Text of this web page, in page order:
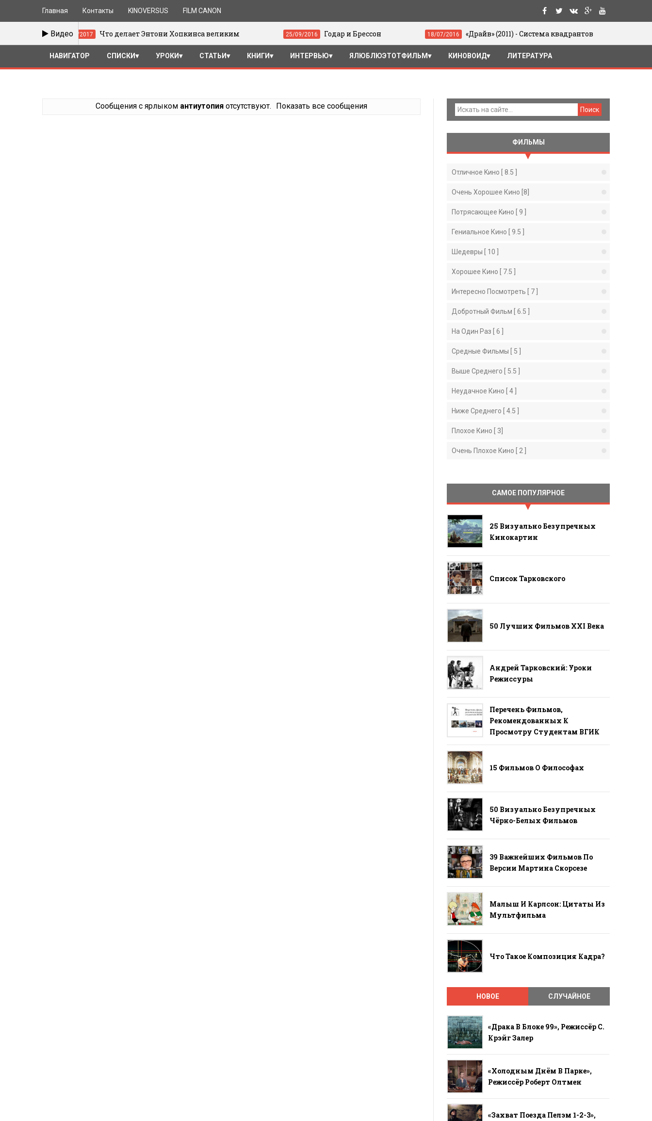
Главная Контакты KINOVERSUS FILM CANON
Видео
15/01/2017 Что делает Энтони Хопкинса великим 25/09/2016 Годар и Брессон 18/07/2016 «Драйв» (2011) - Система квадрантов
НАВИГАТОР СПИСКИ УРОКИ СТАТЬИ КНИГИ ИНТЕРВЬЮ ЯЛЮБЛЮЭТОТФИЛЬМ КИНОВОИД ЛИТЕРАТУРА
Сообщения с ярлыком антиутопияотсутствуют. Показать все сообщения
ФИЛЬМЫ
Отличное Kино [ 8.5 ]
Очень Хорошее Кино [8]
Потрясающее Kино [ 9 ]
Гениальное Кино [ 9.5 ]
Шедевры [ 10 ]
Хорошее Кино [ 7.5 ]
Интересно Посмотреть [ 7 ]
Добротный Фильм [ 6.5 ]
На Один Раз [ 6 ]
Средные Фильмы [ 5 ]
Выше Среднего [ 5.5 ]
Неудачное Кино [ 4 ]
Ниже Среднего [ 4.5 ]
Плохое Кино [ 3]
Очень Плохое Кино [ 2 ]
САМОЕ ПОПУЛЯРНОЕ
25 Визуально Безупречных
Кинокартин
Список Тарковского
50 Лучших Фильмов ХХI Века
Андрей Тарковский: Уроки
Режиссуры
Перечень Фильмов,
Рекомендованных К
Просмотру Студентам ВГИК
15 Фильмов О Философах
50 Визуально Безупречных
Чёрно-Белых Фильмов
39 Важнейших Фильмов По
Версии Мартина Скорсезе
Малыш И Карлсон: Цитаты Из
Мультфильма
Что Такое Композиция Кадра?
НОВОЕ СЛУЧАЙНОЕ
«Драка В Блоке 99», Режиссёр С.
Крэйг Залер
«Холодным Днём В Парке»,
Режиссёр Роберт Олтмен
«Захват Поезда Пелэм 1-2-3»,